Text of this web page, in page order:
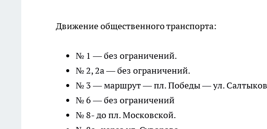
Движение общественного транспорта:
№ 1 — без ограничений.
№ 2, 2а — без ограничений.
№ 3 — маршрут — пл. Победы — ул.
№ 6 — без ограничений
№ 8- до пл. Московской.